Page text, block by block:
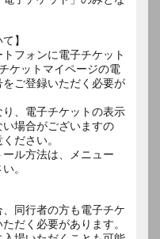
】
フォンに電子チケット
ケットマイページの電
ご登録いただく必要が
、電子チケットの表示
場合がございますの
ださい。
ル方法は、メニュー
。
同行者の方も電子チケ
だく必要があります。